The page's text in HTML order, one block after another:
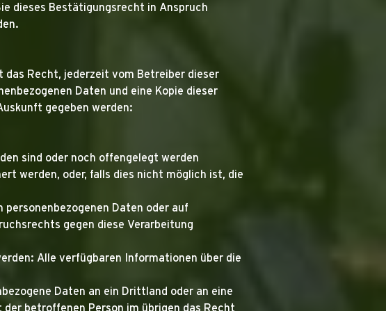
dieses Bestätigungsrecht in Anspruch
das Recht, jederzeit vom Betreiber dieser
Daten und eine Kopie dieser
gegeben werden:
sind oder noch offengelegt werden
werden, oder, falls dies nicht möglich ist, die
Daten oder auf
gegen diese Verarbeitung
Alle verfügbaren Informationen über die
Daten an ein Drittland oder an eine
betroffenen Person im übrigen das Recht